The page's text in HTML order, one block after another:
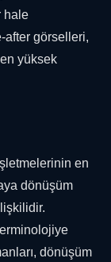
hale
after görselleri,
yüksek
en
dönüşüm
dönüşüm